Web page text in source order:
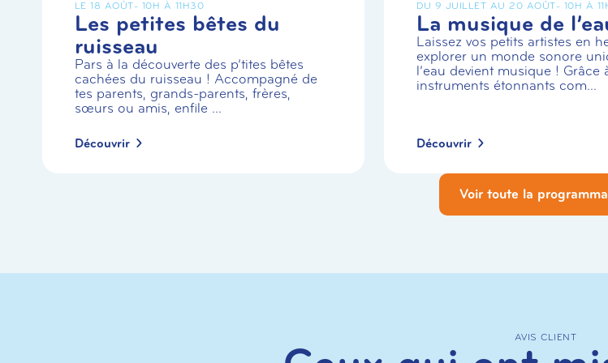
LE 18 AOÛT- 10H À 11H30
Les petites bêtes du
ruisseau
Pars à la découverte des p’tites bêtes
cachées du ruisseau ! Accompagné de
tes parents, grands-parents, frères,
sœurs ou amis, enfile ...
Découvrir
DU 9 JUILLET AU 20 AOÛT- 10H À
La musique de
Laissez vos petits artistes en
explorer un monde sonore
l’eau devient musique ! Grâce
instruments étonnants com...
Découvrir
Voir toute la
AVIS CLIENT